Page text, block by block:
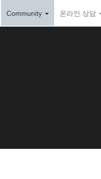
Community 온라인 상담